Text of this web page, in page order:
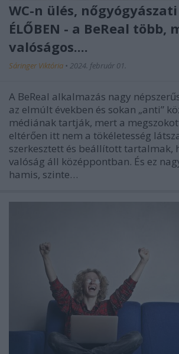
WC-n ülés,
ÉLŐBEN - a BeReal több,
valóságos....
Sáringer Viktória • 2024. február 01.
A BeReal alkalmazás nagy
az elmúlt években és sokan „anti”
médiának tartják, mert a
eltérően itt nem a tökéletesség
szerkesztett és beállított tartalmak,
valóság áll középpontban. És ez
hamis, szinte…